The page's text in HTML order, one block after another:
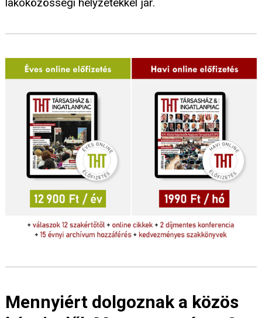
lakóközösségi helyzetekkel jár.
Mennyiért dolgoznak a közös